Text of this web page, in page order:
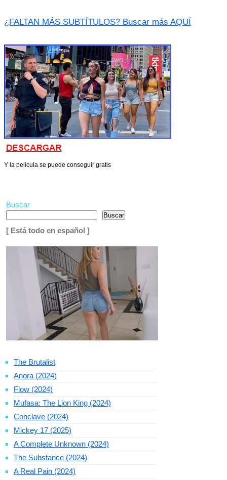
¿FALTAN MÁS SUBTÍTULOS? Buscar más AQUÍ
Y la pelicula se puede conseguir gratis
Buscar
Buscar
[ Está todo en español ]
The Brutalist
Anora (2024)
Flow (2024)
Mufasa: The Lion King (2024)
Conclave (2024)
Mickey 17 (2025)
A Complete Unknown (2024)
The Substance (2024)
A Real Pain (2024)